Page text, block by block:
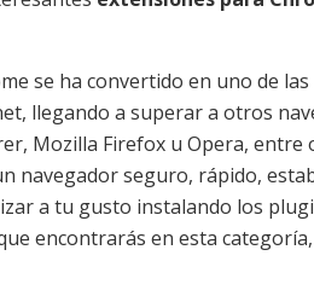
se ha convertido en uno de
llegando a superar a otros
Mozilla Firefox u Opera, entre
navegador seguro, rápido,
a tu gusto instalando los
encontrarás en esta